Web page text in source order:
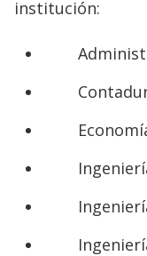
institución: